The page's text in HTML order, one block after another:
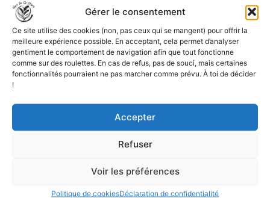
Gérer le consentement
Ce site utilise des cookies (non, pas ceux qui se mangent) pour offrir la
meilleure expérience possible. En acceptant, cela permet d’analyser
gentiment le comportement de navigation afin que tout fonctionne
comme sur des roulettes. En cas de refus, pas de souci, mais certaines
fonctionnalités pourraient ne pas marcher comme prévu. À toi de décider
!
Accepter
Refuser
Voir les préférences
Politique de cookiesDéclaration de confidentialité
j’optimise mes campagnes pour la rentabilité.
J’ai mis en place plusieurs campagnes avec une
As-tu une page de vente efficace